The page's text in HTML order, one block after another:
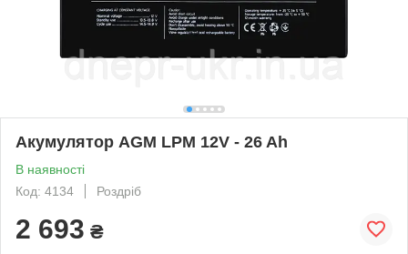
Акумулятор AGM LPM 12V - 26 Ah
В наявності
Код: 4134
Роздріб
2 693 ₴